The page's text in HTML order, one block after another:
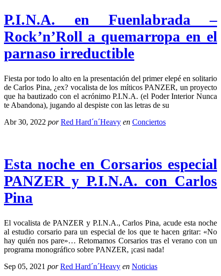
P.I.N.A. en Fuenlabrada –
Rock’n’Roll a quemarropa en el
parnaso irreductible
Fiesta por todo lo alto en la presentación del primer elepé en solitario
de Carlos Pina, ¿ex? vocalista de los míticos PANZER, un proyecto
que ha bautizado con el acrónimo P.I.N.A. (el Poder Interior Nunca
te Abandona), jugando al despiste con las letras de su
Abr 30, 2022 por Red Hard´n´Heavy en Conciertos
Esta noche en Corsarios especial
PANZER y P.I.N.A. con Carlos
Pina
El vocalista de PANZER y P.I.N.A., Carlos Pina, acude esta noche
al estudio corsario para un especial de los que te hacen gritar: «No
hay quién nos pare»… Retomamos Corsarios tras el verano con un
programa monográfico sobre PANZER, ¡casi nada!
Sep 05, 2021 por Red Hard´n´Heavy en Noticias